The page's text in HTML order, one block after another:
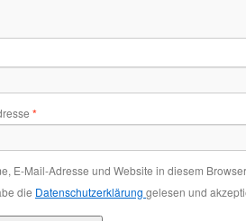
*
E-Mail-Adresse und Website in diesem
die Datenschutzerklärung gelesen und